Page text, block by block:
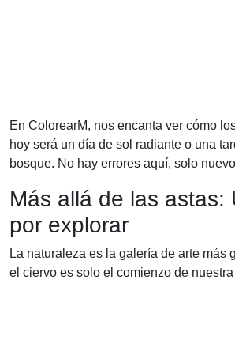
En ColorearM, nos encanta ver cómo
hoy será un día de sol radiante o una
bosque. No hay errores aquí, solo
Más allá de las astas:
por explorar
La naturaleza es la galería de arte más
el ciervo es solo el comienzo de